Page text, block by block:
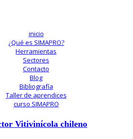
inicio
¿Qué es SIMAPRO?
Herramientas
Sectores
Contacto
Blog
Bibliografía
Taller de aprendices
curso SIMAPRO
Vitivinícola chileno